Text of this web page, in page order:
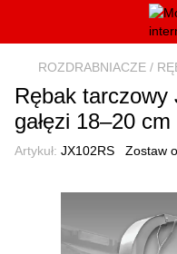
ROZDRABNIACZE /
Rębak tarczowy
gałęzi 18–20 cm
Artykuł: JX102RS Zostaw